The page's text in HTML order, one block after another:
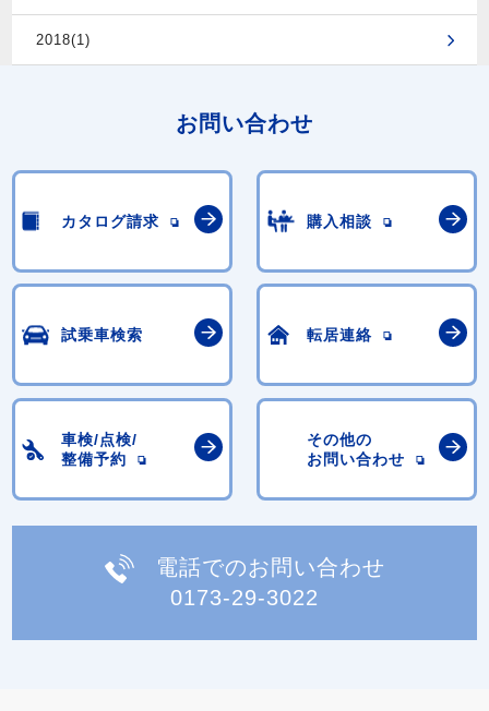
2018(1)
お問い合わせ
カタログ請求 購入相談
試乗車検索 転居連絡
車検/点検/
整備予約
その他の
お問い合わせ
電話でのお問い合わせ
0173-29-3022